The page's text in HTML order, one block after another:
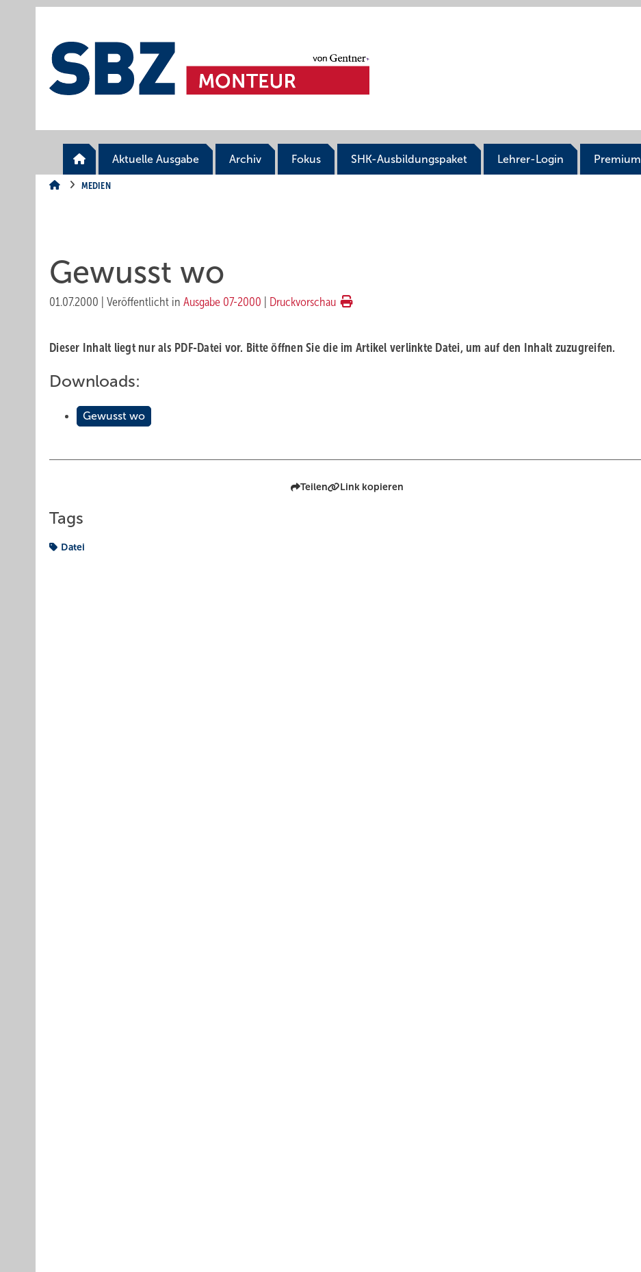
Aktuelle Ausgabe Archiv Fokus SHK-Ausbildungspaket Lehrer-Login Premium
MEDIEN
Gewusst wo
01.07.2000 Veröffentlicht in Ausgabe 07-2000 Druckvorschau
Dieser Inhalt liegt nur als PDF-Datei vor. Bitte öffnen Sie die im Artikel verlinkte Datei, um auf den Inhalt zuzugreifen.
Downloads:
Gewusst wo
Teilen Link kopieren
Tags
Datei